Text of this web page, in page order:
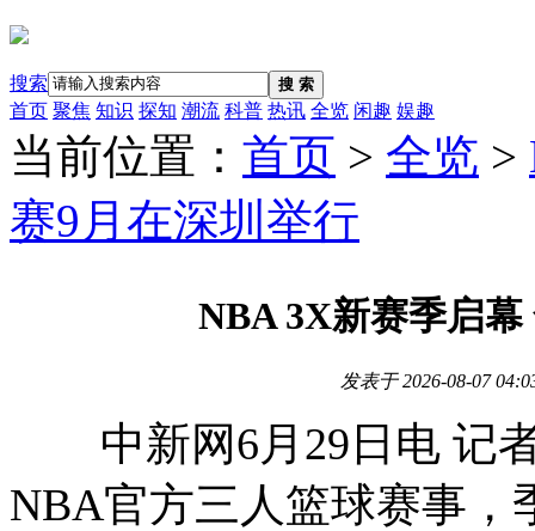
搜索 搜 索
首页 聚焦 知识 探知 潮流 科普 热讯 全览 闲趣 娱趣
当前位置： 首页 > 全览 >
赛9月在深圳举行
NBA 3X新赛季启
发表于2026-08-07
中新网6月29日电 记者
NBA官方三人篮球赛事，